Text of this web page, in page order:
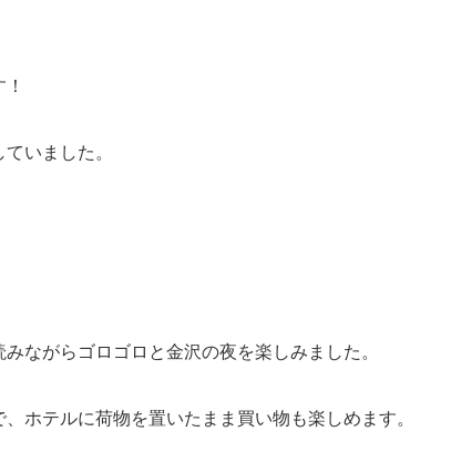
いました。
ながらゴロゴロと金沢の夜を楽しみました。
ホテルに荷物を置いたまま買い物も楽しめます。